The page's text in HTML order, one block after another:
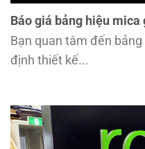
Báo giá bảng hiệu mica
Bạn quan tâm đến
định thiết kế...